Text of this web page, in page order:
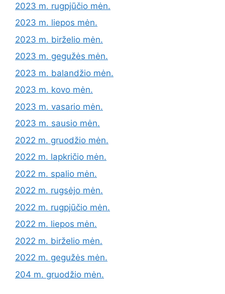
2023 m. rugpjūčio mėn.
2023 m. liepos mėn.
2023 m. birželio mėn.
2023 m. gegužės mėn.
2023 m. balandžio mėn.
2023 m. kovo mėn.
2023 m. vasario mėn.
2023 m. sausio mėn.
2022 m. gruodžio mėn.
2022 m. lapkričio mėn.
2022 m. spalio mėn.
2022 m. rugsėjo mėn.
2022 m. rugpjūčio mėn.
2022 m. liepos mėn.
2022 m. birželio mėn.
2022 m. gegužės mėn.
204 m. gruodžio mėn.